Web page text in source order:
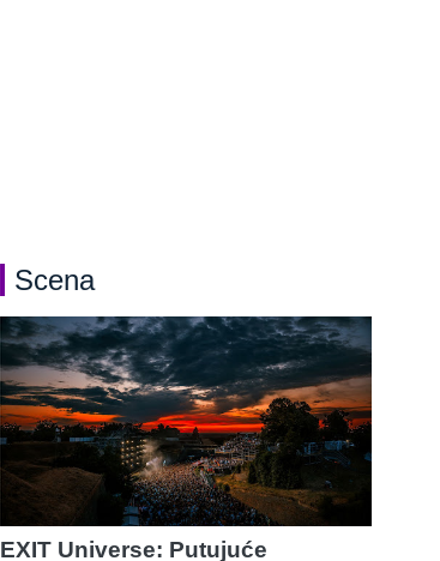
Scena
EXIT Universe: Putujuće